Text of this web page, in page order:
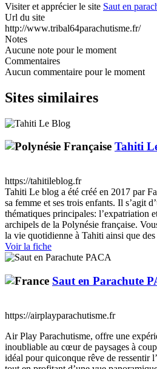
Visiter et apprécier le site Saut en
Url du site
http://www.tribal64parachutisme.fr/
Notes
Aucune note pour le moment
Commentaires
Aucun commentaire pour le moment
Sites similaires
Tahiti
https://tahitileblog.fr
Tahiti Le blog a été créé en 2017 par
sa femme et ses trois enfants. Il s’agit
thématiques principales: l’expatriation
archipels de la Polynésie française.
la vie quotidienne à Tahiti ainsi que
Voir la fiche
Saut en Parachute
https://airplayparachutisme.fr
Air Play Parachutisme, offre une
inoubliable au cœur de paysages à
idéal pour quiconque rêve de ressentir